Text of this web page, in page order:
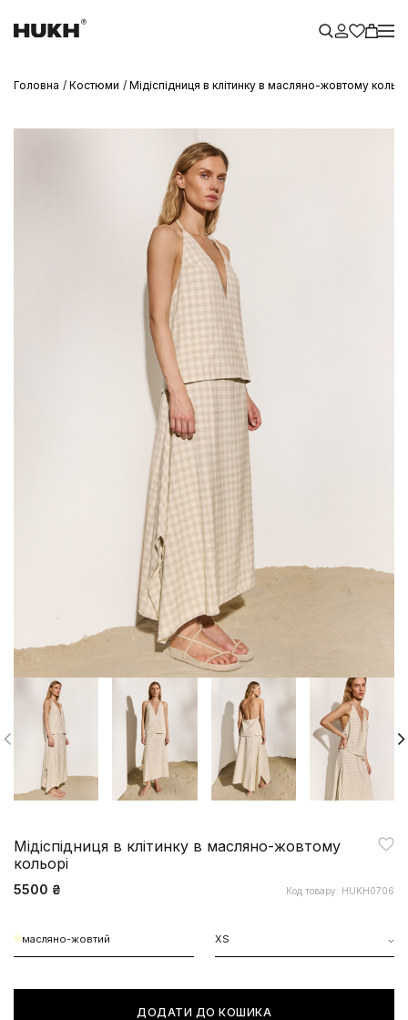
Головна Костюми Мідіспідниця в клітинку в масляно-жовтому
Мідіспідниця в клітинку в масляно-жовтому
кольорі
5500 ₴ Код товару: HUKH0706
масляно-жовтий XS
ДОДАТИ ДО КОШИКА